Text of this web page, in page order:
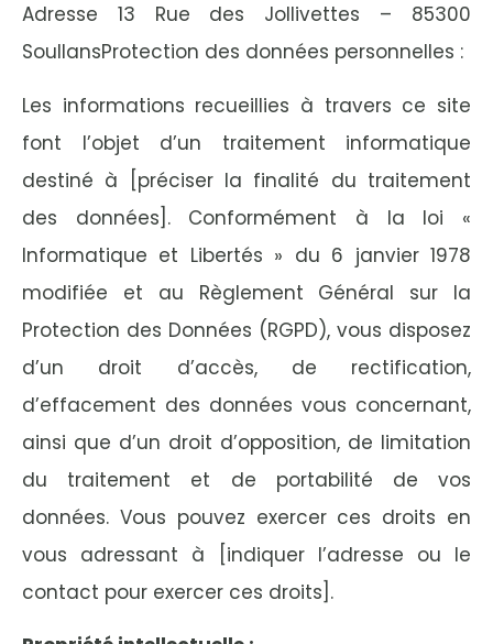
Adresse 13 Rue des Jollivettes – 85300
SoullansProtection des données personnelles :
Les informations recueillies à travers ce site
font l’objet d’un traitement informatique
destiné à [préciser la finalité du traitement
des données]. Conformément à la loi «
Informatique et Libertés » du 6 janvier 1978
modifiée et au Règlement Général sur la
Protection des Données (RGPD), vous disposez
d’un droit d’accès, de rectification,
d’effacement des données vous concernant,
ainsi que d’un droit d’opposition, de limitation
du traitement et de portabilité de vos
données. Vous pouvez exercer ces droits en
vous adressant à [indiquer l’adresse ou le
contact pour exercer ces droits].